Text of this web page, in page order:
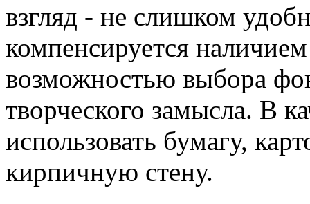
взгляд - не слишком
компенсируется
возможностью выбора
творческого замысла. В
использовать бумагу,
кирпичную стену.